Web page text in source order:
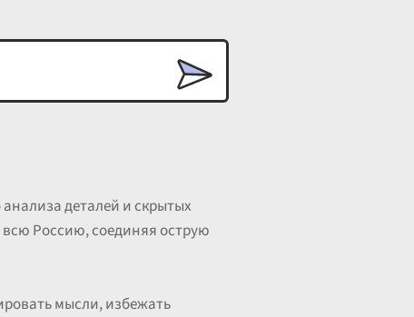
анализа деталей и скрытых
Россию, соединяя острую
мысли, избежать